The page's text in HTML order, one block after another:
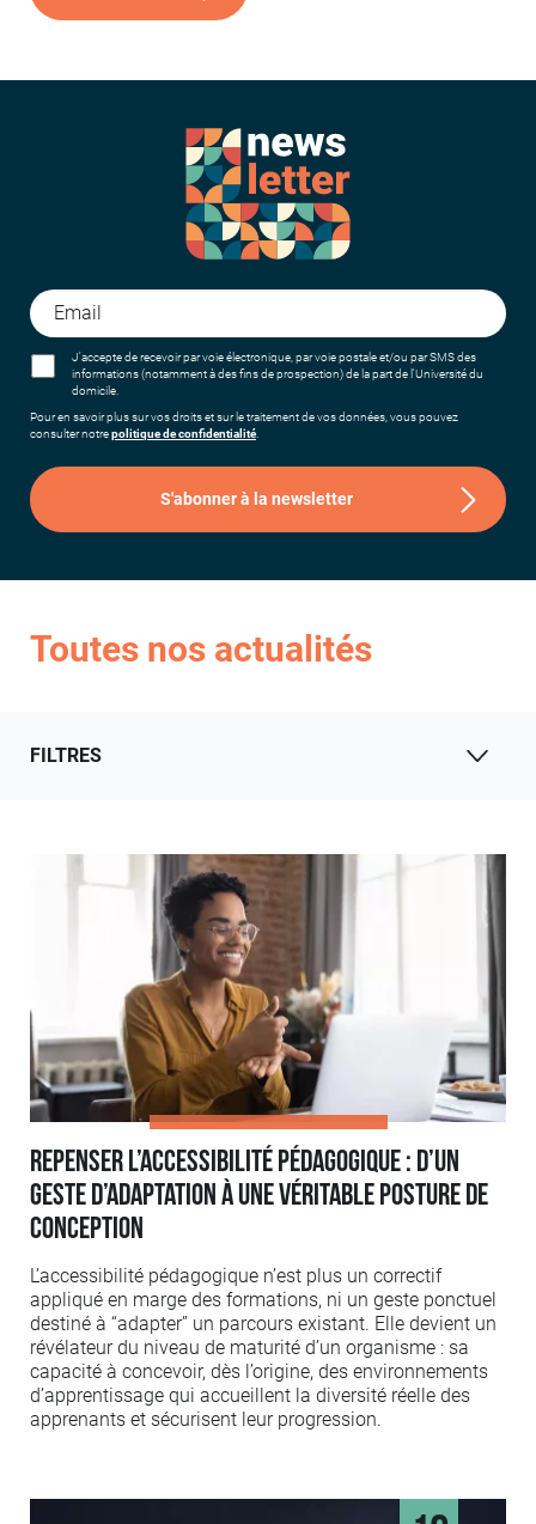
J'accepte de recevoir par voie électronique, par voie postale et/ou par SMS des
informations (notamment à des fins de prospection) de la part de l'Université du
domicile.
Pour en savoir plus sur vos droits et sur le traitement de vos données, vous pouvez
consulter notrepolitique de confidentialité.
S'abonner à la newsletter
Toutes nos actualités
FILTRES
Repenser l’accessibilité pédagogique : d’un
geste d’adaptation à une véritable posture de
conception
L’accessibilité pédagogique n’est plus un correctif
appliqué en marge des formations, ni un geste ponctuel
destiné à “adapter” un parcours existant. Elle devient un
révélateur du niveau de maturité d’un organisme : sa
capacité à concevoir, dès l’origine, des environnements
d’apprentissage qui accueillent la diversité réelle des
apprenants et sécurisent leur progression.